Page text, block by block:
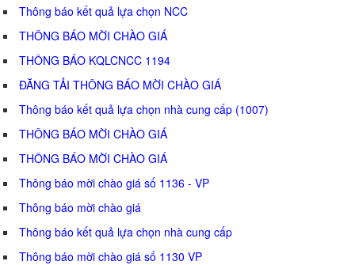
Thông báo kết quả lựa chọn NCC
THÔNG BÁO MỜI CHÀO GIÁ
THÔNG BÁO KQLCNCC 1194
ĐĂNG TẢI THÔNG BÁO MỜI CHÀO GIÁ
Thông báo kết quả lựa chọn nhà cung cấp (1007)
THÔNG BÁO MỜI CHÀO GIÁ
THÔNG BÁO MỜI CHÀO GIÁ
Thông báo mời chào giá số 1136 - VP
Thông báo mời chào giá
Thông báo kết quả lựa chọn nhà cung cấp
Thông báo mời chào giá số 1130 VP